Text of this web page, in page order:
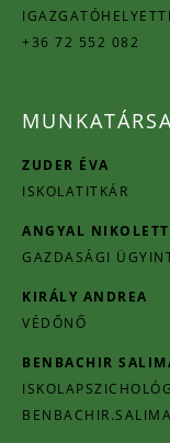
+36 72 552 082
ZUDER ÉVA
ISKOLATITKÁR
ANGYAL NIKOLETT
GAZDASÁGI
KIRÁLY ANDREA
VÉDŐNŐ
BENBACHIR